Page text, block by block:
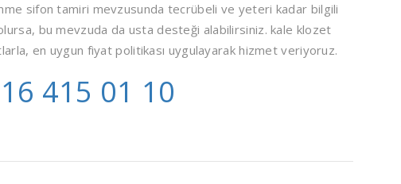
sifon tamiri mevzusunda tecrübeli ve yeteri kadar bilgili
bu mevzuda da usta desteği alabilirsiniz. kale klozet
en uygun fiyat politikası uygulayarak hizmet veriyoruz.
415 01 10